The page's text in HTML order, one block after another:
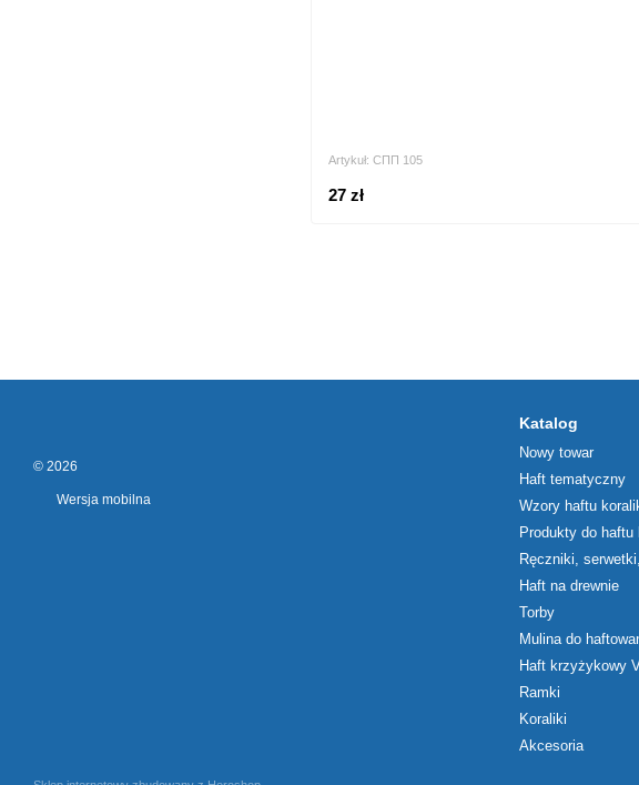
Artykuł: СПП 105
27 zł
© 2026
Wersja mobilna
Katalog
Nowy towar
Haft tematyczny
Wzory haftu
Produkty do haftu
Ręczniki,
Haft na drewnie
Torby
Mulina do
Haft krzyżykowy
Ramki
Koraliki
Akcesoria